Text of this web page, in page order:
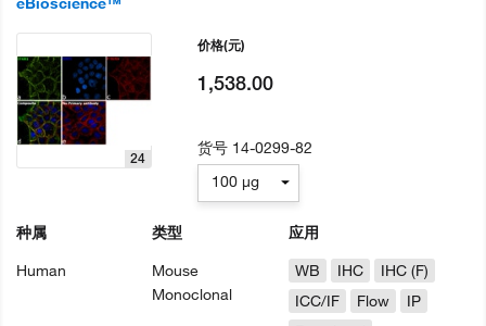
24
种属
Human
类型
Mouse
Monoclonal
应用
WB
IHC
IHC (F)
ICC/IF
Flow
IP
价格(元)
1,538.00
货号 14-0299-82
100 µg